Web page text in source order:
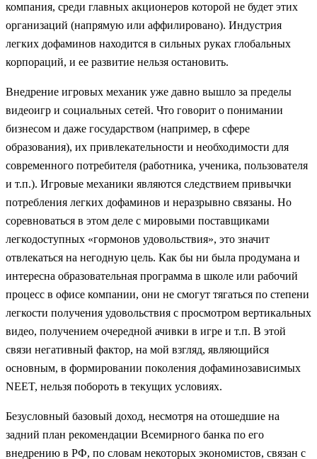
компания, среди главных акционеров которой не будет этих
организаций (напрямую или аффилировано). Индустрия
легких дофаминов находится в сильных руках глобальных
корпораций, и ее развитие нельзя остановить.
Внедрение игровых механик уже давно вышло за пределы
видеоигр и социальных сетей. Что говорит о понимании
бизнесом и даже государством (например, в сфере
образования), их привлекательности и необходимости для
современного потребителя (работника, ученика, пользователя
и т.п.). Игровые механики являются следствием привычки
потребления легких дофаминов и неразрывно связаны. Но
соревноваться в этом деле с мировыми поставщиками
легкодоступных «гормонов удовольствия», это значит
отвлекаться на негодную цель. Как бы ни была продумана и
интересна образовательная программа в школе или рабочий
процесс в офисе компании, они не смогут тягаться по степени
легкости получения удовольствия с просмотром вертикальных
видео, получением очередной ачивки в игре и т.п. В этой
связи негативный фактор, на мой взгляд, являющийся
основным, в формировании поколения дофаминозависимых
NEET, нельзя побороть в текущих условиях.
Безусловный базовый доход, несмотря на отошедшие на
задний план рекомендации Всемирного банка по его
внедрению в РФ, по словам некоторых экономистов, связан с